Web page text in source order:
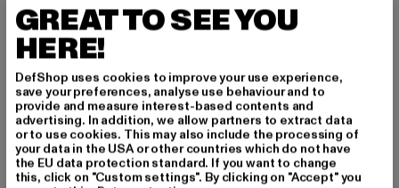
SOUTHPOLE
GREAT TO SEE YOU
HERE!
DefShop uses cookies to improve your use experience,
save your preferences, analyse use behaviour and to
provide and measure interest-based contents and
advertising. In addition, we allow partners to extract data
or to use cookies. This may also include the processing of
your data in the USA or other countries which do not have
the EU data protection standard. If you want to change
this, click on "Custom settings". By clicking on "Accept" you